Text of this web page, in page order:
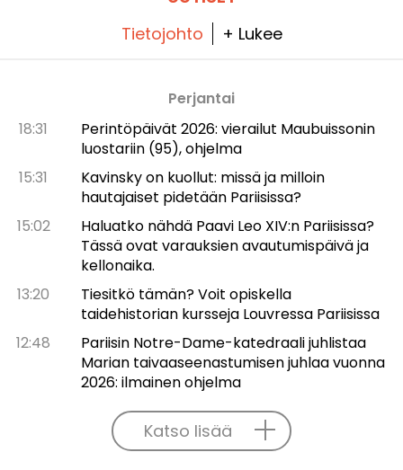
Tietojohto + Lukee
Perjantai
18:31
Perintöpäivät 2026: vierailut Maubuissonin
luostariin (95), ohjelma
15:31
Kavinsky on kuollut: missä ja milloin
hautajaiset pidetään Pariisissa?
15:02
Haluatko nähdä Paavi Leo XIV:n Pariisissa?
Tässä ovat varauksien avautumispäivä ja
kellonaika.
13:20
Tiesitkö tämän? Voit opiskella
taidehistorian kursseja Louvressa Pariisissa
12:48
Pariisin Notre-Dame-katedraali juhlistaa
Marian taivaaseenastumisen juhlaa vuonna
2026: ilmainen ohjelma
Katso lisää